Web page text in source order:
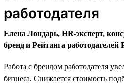
работодателя
Елена Лондарь, HR-эксперт,
бренд и Рейтинга работодателей
Работа с брендом работодателя
бизнеса. Снижается стоимость